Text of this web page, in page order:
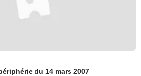
du 14 mars 2007